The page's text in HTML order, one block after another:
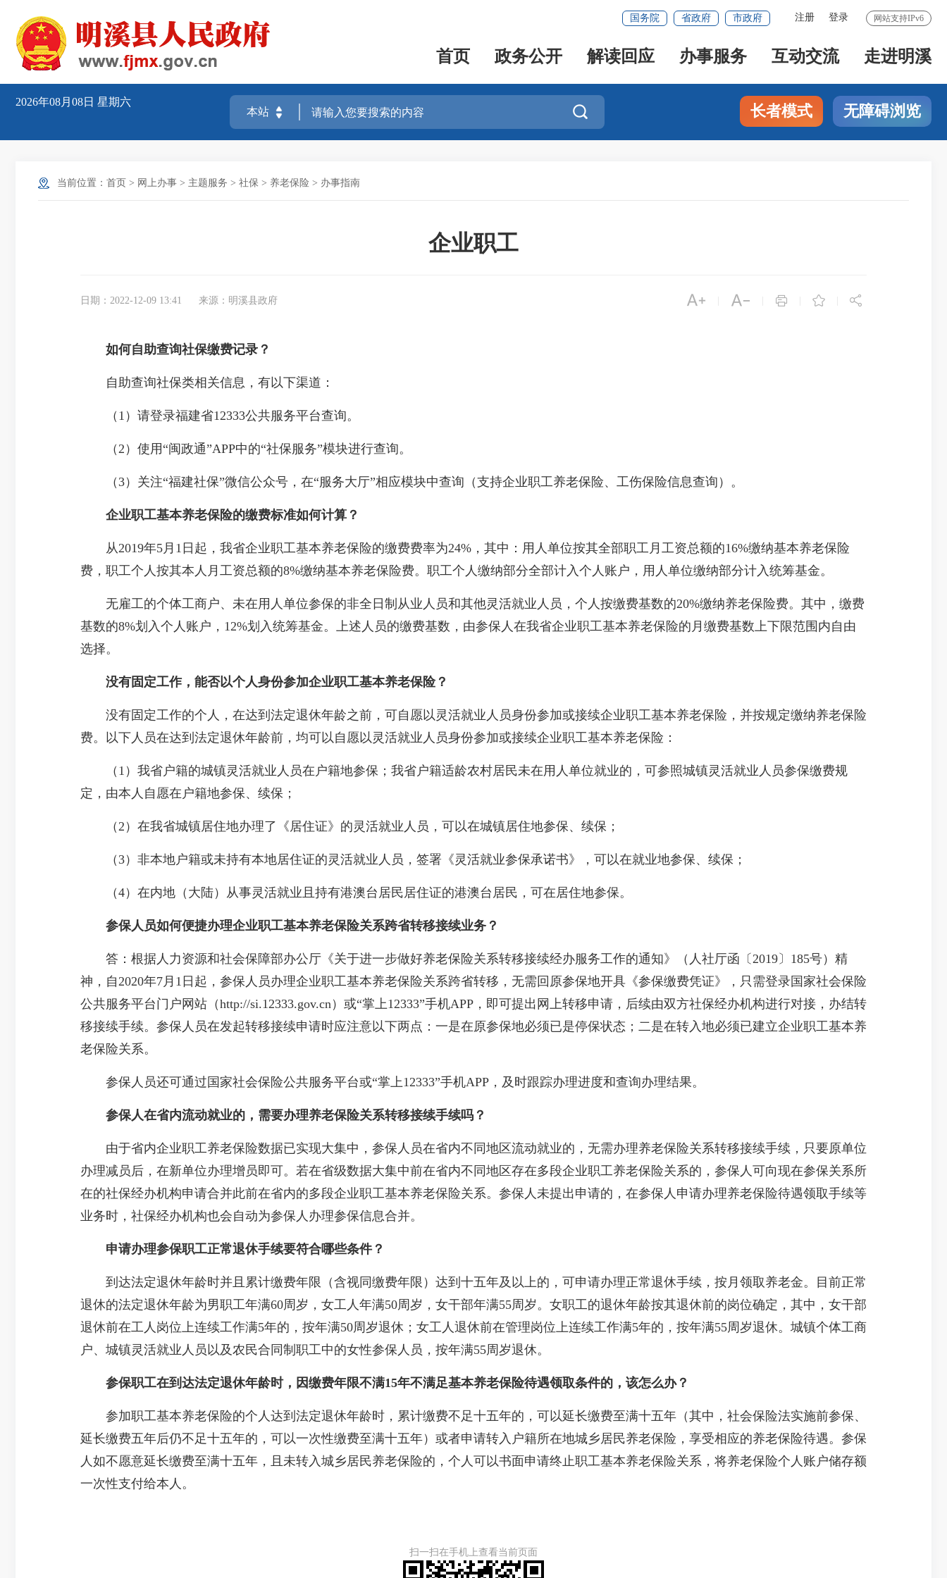
网站支持IPv6
注册 登录
国务院 省政府 市政府
首页 政务公开 解读回应 办事服务 互动交流 走进明溪
2026年08月08日 星期六
 长者模式 无障碍浏览
当前位置： 首页 > 网上办事 > 主题服务 > 社保 > 养老保险 > 办事指南
企业职工
日期：2022-12-09 13:41 来源：明溪县政府     
如何自助查询社保缴费记录？
自助查询社保类相关信息，有以下渠道：
（1）请登录福建省12333公共服务平台查询。
（2）使用“闽政通”APP中的“社保服务”模块进行查询。
（3）关注“福建社保”微信公众号，在“服务大厅”相应模块中查询（支持企业职工养老保险、工伤保险信息查询）。
企业职工基本养老保险的缴费标准如何计算？
从2019年5月1日起，我省企业职工基本养老保险的缴费费率为24%，其中：用人单位按其全部职工月工资总额的16%缴纳基本养老保险
费，职工个人按其本人月工资总额的8%缴纳基本养老保险费。职工个人缴纳部分全部计入个人账户，用人单位缴纳部分计入统筹基金。
无雇工的个体工商户、未在用人单位参保的非全日制从业人员和其他灵活就业人员，个人按缴费基数的20%缴纳养老保险费。其中，缴费
基数的8%划入个人账户，12%划入统筹基金。上述人员的缴费基数，由参保人在我省企业职工基本养老保险的月缴费基数上下限范围内自由
选择。
没有固定工作，能否以个人身份参加企业职工基本养老保险？
没有固定工作的个人，在达到法定退休年龄之前，可自愿以灵活就业人员身份参加或接续企业职工基本养老保险，并按规定缴纳养老保险
费。以下人员在达到法定退休年龄前，均可以自愿以灵活就业人员身份参加或接续企业职工基本养老保险：
（1）我省户籍的城镇灵活就业人员在户籍地参保；我省户籍适龄农村居民未在用人单位就业的，可参照城镇灵活就业人员参保缴费规
定，由本人自愿在户籍地参保、续保；
（2）在我省城镇居住地办理了《居住证》的灵活就业人员，可以在城镇居住地参保、续保；
（3）非本地户籍或未持有本地居住证的灵活就业人员，签署《灵活就业参保承诺书》，可以在就业地参保、续保；
（4）在内地（大陆）从事灵活就业且持有港澳台居民居住证的港澳台居民，可在居住地参保。
参保人员如何便捷办理企业职工基本养老保险关系跨省转移接续业务？
答：根据人力资源和社会保障部办公厅《关于进一步做好养老保险关系转移接续经办服务工作的通知》（人社厅函〔2019〕185号）精
神，自2020年7月1日起，参保人员办理企业职工基本养老保险关系跨省转移，无需回原参保地开具《参保缴费凭证》，只需登录国家社会保险
公共服务平台门户网站（http://si.12333.gov.cn）或“掌上12333”手机APP，即可提出网上转移申请，后续由双方社保经办机构进行对接，办结转
移接续手续。参保人员在发起转移接续申请时应注意以下两点：一是在原参保地必须已是停保状态；二是在转入地必须已建立企业职工基本养
老保险关系。
参保人员还可通过国家社会保险公共服务平台或“掌上12333”手机APP，及时跟踪办理进度和查询办理结果。
参保人在省内流动就业的，需要办理养老保险关系转移接续手续吗？
由于省内企业职工养老保险数据已实现大集中，参保人员在省内不同地区流动就业的，无需办理养老保险关系转移接续手续，只要原单位
办理减员后，在新单位办理增员即可。若在省级数据大集中前在省内不同地区存在多段企业职工养老保险关系的，参保人可向现在参保关系所
在的社保经办机构申请合并此前在省内的多段企业职工基本养老保险关系。参保人未提出申请的，在参保人申请办理养老保险待遇领取手续等
业务时，社保经办机构也会自动为参保人办理参保信息合并。
申请办理参保职工正常退休手续要符合哪些条件？
到达法定退休年龄时并且累计缴费年限（含视同缴费年限）达到十五年及以上的，可申请办理正常退休手续，按月领取养老金。目前正常
退休的法定退休年龄为男职工年满60周岁，女工人年满50周岁，女干部年满55周岁。女职工的退休年龄按其退休前的岗位确定，其中，女干部
退休前在工人岗位上连续工作满5年的，按年满50周岁退休；女工人退休前在管理岗位上连续工作满5年的，按年满55周岁退休。城镇个体工商
户、城镇灵活就业人员以及农民合同制职工中的女性参保人员，按年满55周岁退休。
参保职工在到达法定退休年龄时，因缴费年限不满15年不满足基本养老保险待遇领取条件的，该怎么办？
参加职工基本养老保险的个人达到法定退休年龄时，累计缴费不足十五年的，可以延长缴费至满十五年（其中，社会保险法实施前参保、
延长缴费五年后仍不足十五年的，可以一次性缴费至满十五年）或者申请转入户籍所在地城乡居民养老保险，享受相应的养老保险待遇。参保
人如不愿意延长缴费至满十五年，且未转入城乡居民养老保险的，个人可以书面申请终止职工基本养老保险关系，将养老保险个人账户储存额
一次性支付给本人。
扫一扫在手机上查看当前页面